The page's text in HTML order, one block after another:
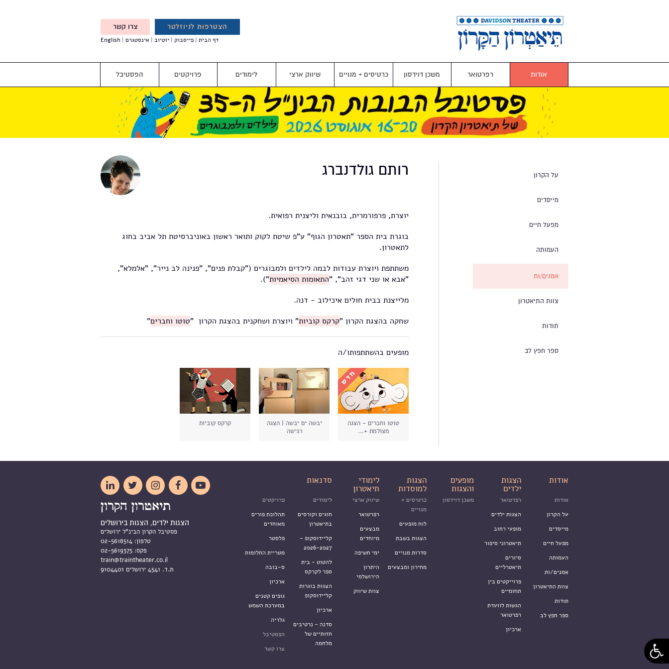
הצטרפות לניוזלטר צרו קשר
והטבות מיוחדות עבורך
דף הבית פייסבוק יוטיוב אינסטגרם English
אודות רפרטואר משכן דוידסון כרטיסים + מנויים שיווק ארצי לימודים פרויקטים הפסטיבל
על הקרון
מייסדים
מפעל חיים
העמותה
אמנים/ות
צוות התיאטרון
תודות
ספר חפץ לב
רותם גולדנברג
יוצרת, פרפורמרית, בובנאית וליצנית רפואית.
בוגרת בית הספר "תאטרון הגוף" ע"פ שיטת לקוק ותואר ראשון באוניברסיטת תל אביב בחוג
לתאטרון.
משתתפת ויוצרת עבודות לבמה לילדים ולמבוגרים ("קבלת פנים", "פנינה לב נייר", "אלמלא",
"אבא או שני דגי זהב", "התאומות הסיאמיות").
מלייצנת בבית חולים איכילוב - דנה.
שחקה בהצגת הקרון "קרקס קוביות" ויוצרת ושחקנית בהצגת הקרון "טוטו וחברים"
מופעים בהשתתפותו/ה
טוטו וחברים - הצגה
מצולמת +...
יבשה ים יבשה | הצגה
רגישה
קרקס קוביות
אודות הצגות
ילדים
מופעים
והצגות
הצגות
למוסדות
לימודי
תיאטרון
סדנאות
אודות
על הקרון
מייסדים
מפעל חיים
העמותה
אמנים/ות
צוות התיאטרון
תודות
ספר חפץ לב
רפרטואר
הצגות ילדים
מופעי רחוב
תיאטרוני סיפור
סיורים
תיאטרליים
פרוייקטים בין
תחומיים
הגשות לוועדת
רפרטואר
ארכיון
משכן דוידסון
כרטיסים +
מנויים
לוח מופעים
הצגות בשבת
סדרות מנויים
מחירון ומבצעים
שיווק ארצי
רפרטואר
מבצעים
מיוחדים
ימי חשיפה
היתרון
הירושלמי
צוות שיווק
לימודים
חוגים וקורסים
בתיאטרון
קליידוסקופ -
2026-2027
להטוט - בית
ספר לקרקס
הצגות בוגרות
קליידוסקופ
ארכיון
סדנה - נרטיבים
חזותיים של
מלחמה
פרויקטים
תהלוכת פורים
מאוחדים
פלסטר
מטריית החלומות
ס-בובה
ארכיון
גופים קטנים
במערכת השמש
גלריה
הפסטיבל
צרו קשר





הצגות ילדים, הצגות בירושלים
פסטיבל הקרון הבינ"ל ירושלים
טלפון:
פקס:
train@traintheater.co.il
ת.ד. 4541 ירושלים 9104401